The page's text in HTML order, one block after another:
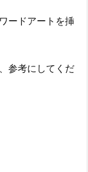
ードアートを挿
参考にしてくだ